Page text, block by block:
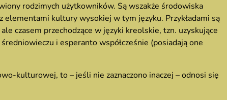
rodzimych użytkowników. Są wszakże środowiska
elementami kultury wysokiej w tym języku. Przykładami są
czasem przechodzące w języki kreolskie, tzn. uzyskujące
i esperanto współcześnie (posiadają one
kulturowej, to – jeśli nie zaznaczono inaczej – odnosi się